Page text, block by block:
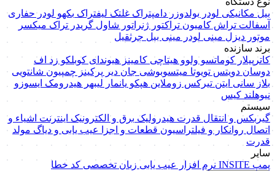
بیل مکانیکی لودر بولدوزردامپتراک غلتک لیفتراک بکهو لودرحفاری
آسفالت تراشکامیون تراکتور ژنراتور شاولگریدر تراک میکسر
موتور دیزل مینی لودر مینی بیل جرثقیل
برند سازنده
کاترپیلار کوماتسوولوو هیتاچی کامینز هیوندای کوبلکو زد اف
دوسان دویتس تویوتا میتسوبوشی جان دیر پرکینز چمپیون شانتویی
بلاز سانی ایتن تیرکس زوملاین هپکو یانمار لیبهر هیدرومک ایسوزو
نیوهلند کیس
سیستم
گیربکس و انتقال قدرت هیدرولیک برق و الکترونیک اینترنت اشیاء و
اتصال روانکار و فیلتراسیون قطعات و اجزا عیب یابی و دیاگ مولد
قدرت
سایر
پمپ INSITE نرم افزار عیب یابی زبان تخصصی کد خطا